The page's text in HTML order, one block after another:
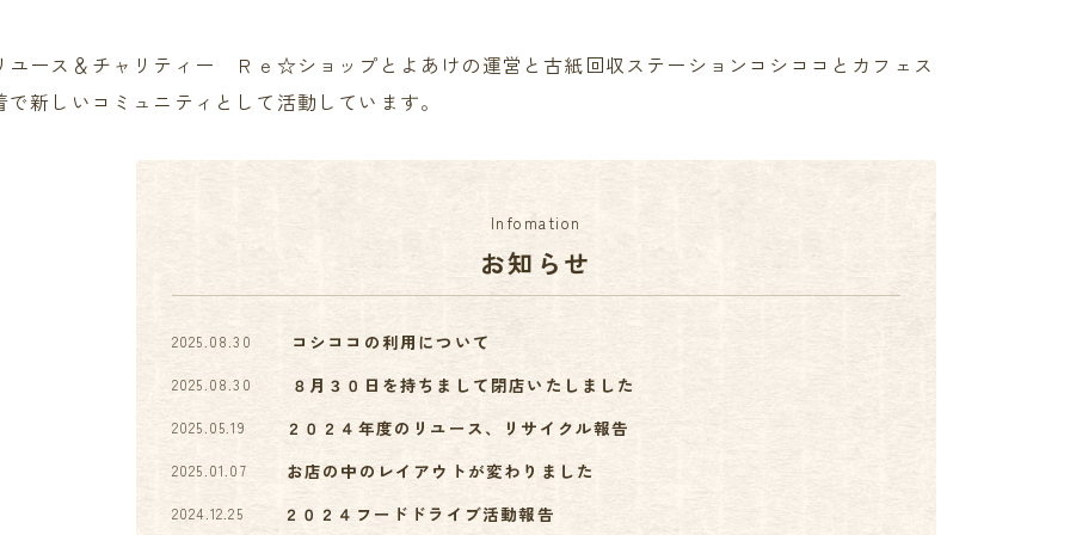
ユース＆チャリティー Ｒｅ☆ショップとよあけの運営と古紙回収ステーションコシココとカフェス
新しいコミュニティとして活動しています。
Infomation
お知らせ
コシココの利用について
2025.08.30
８月３０日を持ちまして閉店いたしました
2025.08.30
２０２４年度のリユース、リサイクル報告
2025.05.19
お店の中のレイアウトが変わりました
2025.01.07
２０２４フードドライブ活動報告
2024.12.25